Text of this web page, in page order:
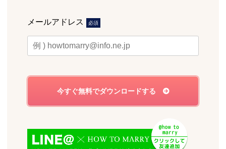
メールアドレス 必須